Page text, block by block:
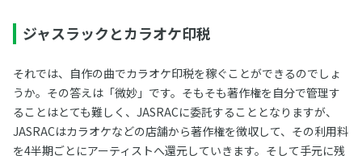
ジャスラックとカラオケ印税
それでは、自作の曲でカラオケ印税を稼ぐことができるのでしょ
うか。その答えは「微妙」です。そもそも著作権を自分で管理す
ることはとても難しく、JASRACに委託することとなりますが、
JASRACはカラオケなどの店舗から著作権を徴収して、その利用料
を4半期ごとにアーティストへ還元していきます。そして手元に残